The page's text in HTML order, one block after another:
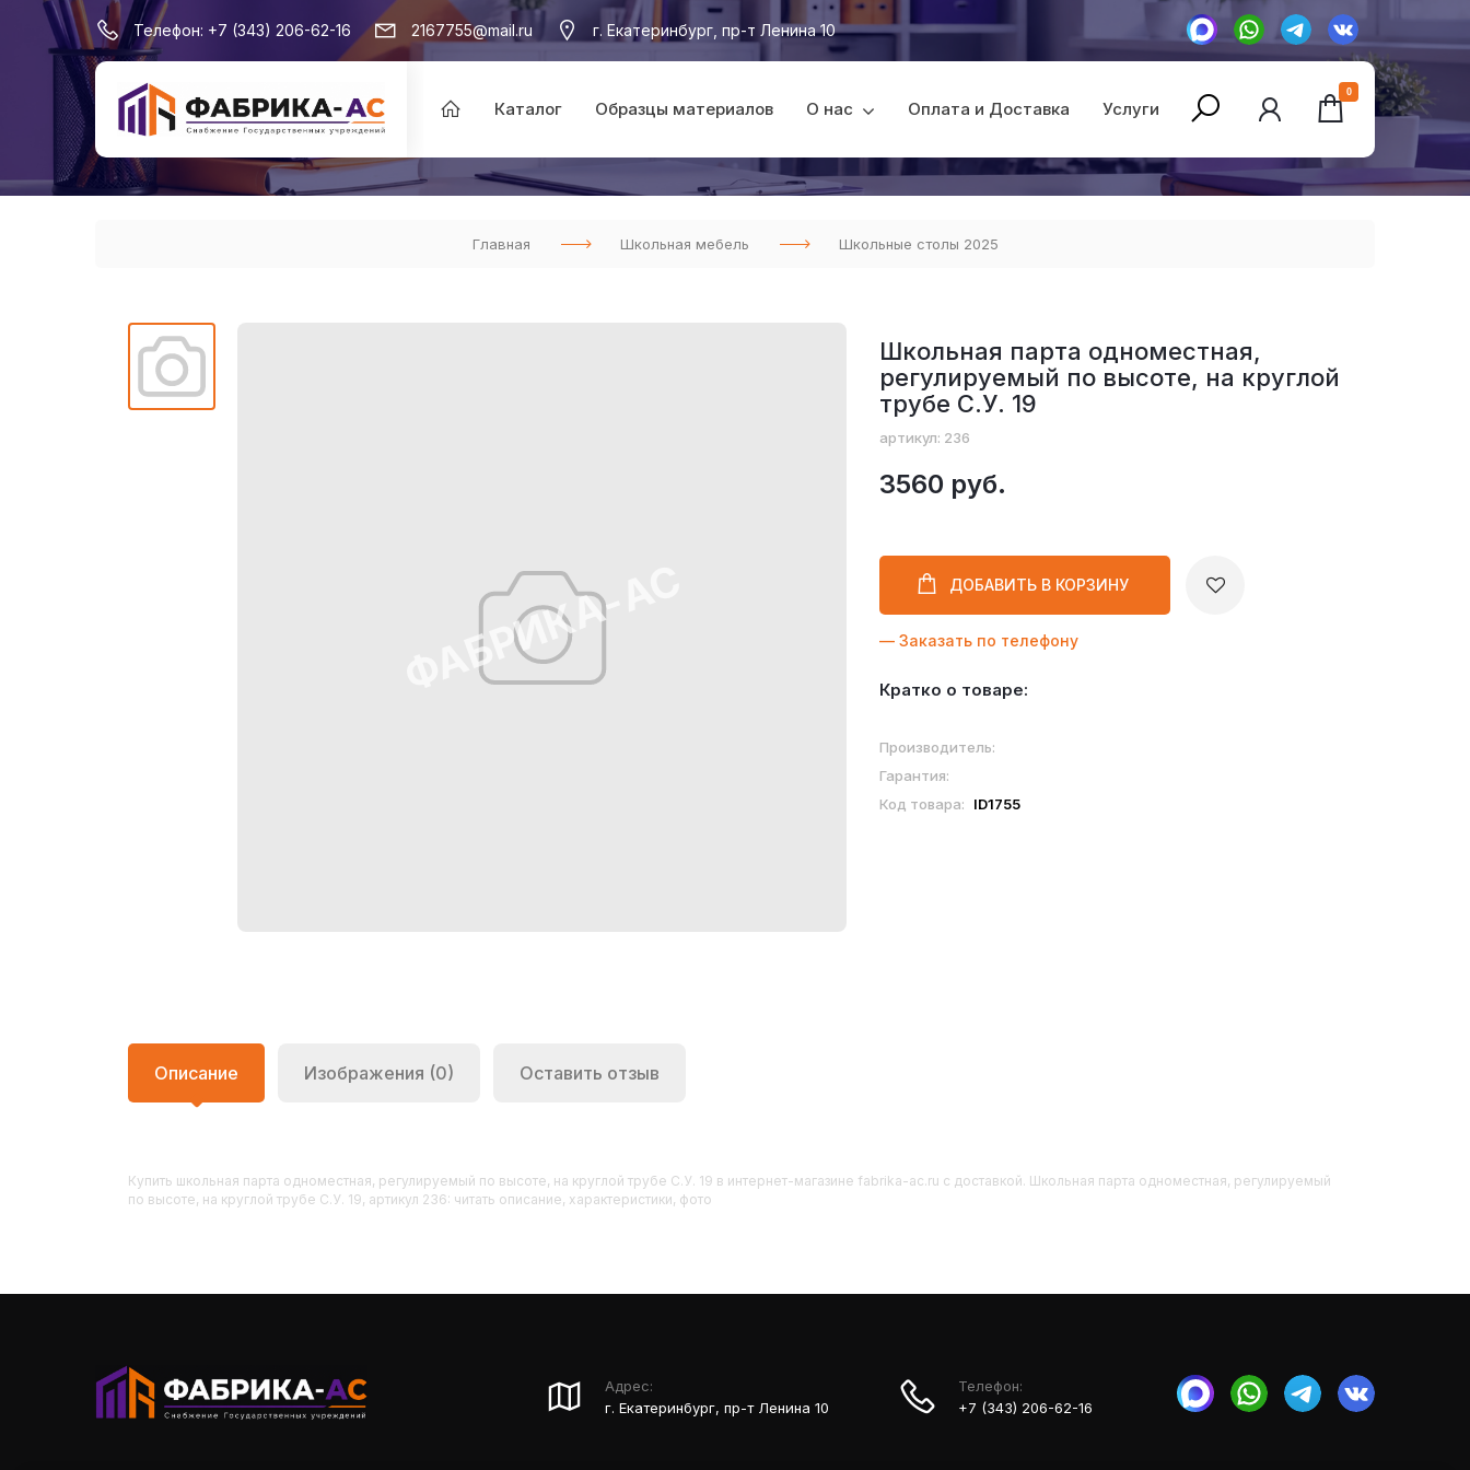
Телефон: +7 (343) 206-62-16 2167755@mail.ru г. Екатеринбург, пр-т Ленина 10
Каталог Образцы материалов О нас Оплата и Доставка Услуги
0
Главная Школьная мебель Школьные столы 2025
Школьная парта одноместная,
регулируемый по высоте, на круглой
трубе С.У. 19
артикул: 236
3560 руб.
ДОБАВИТЬ В КОРЗИНУ
— Заказать по телефону
Кратко о товаре:
Производитель:
Гарантия:
Код товара:
ID1755
Описание Изображения (0) Оставить отзыв
Купить Школьная парта одноместная, регулируемый по высоте, на круглой трубе С.У. 19 в интернет-магазине fabrika-ac.ru с доставкой. Школьная парта одноместная, регулируемый
по высоте, на круглой трубе С.У. 19, артикул 236: читать описание, характеристики, фото
Адрес:
г. Екатеринбург, пр-т Ленина 10
Телефон:
+7 (343) 206-62-16